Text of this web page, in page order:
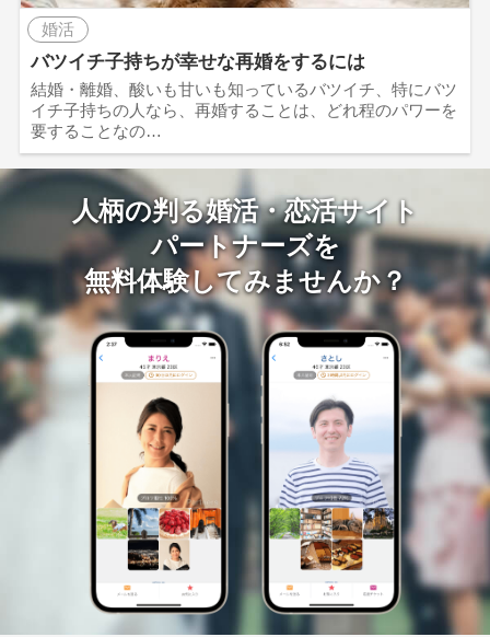
婚活
バツイチ子持ちが幸せな再婚をするには
結婚・離婚、酸いも甘いも知っているバツイチ、特にバツ
イチ子持ちの人なら、再婚することは、どれ程のパワーを
要することなの…
人柄の判る婚活・恋活サイト
パートナーズを
無料体験してみませんか？